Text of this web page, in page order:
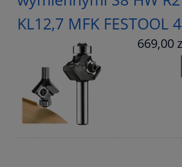
KL12,7 MFK FESTOOL
669,00